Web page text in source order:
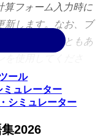
算フォーム入力時に
新します。なお、ブ
機能しないこともあ
を取り入れまし
2026